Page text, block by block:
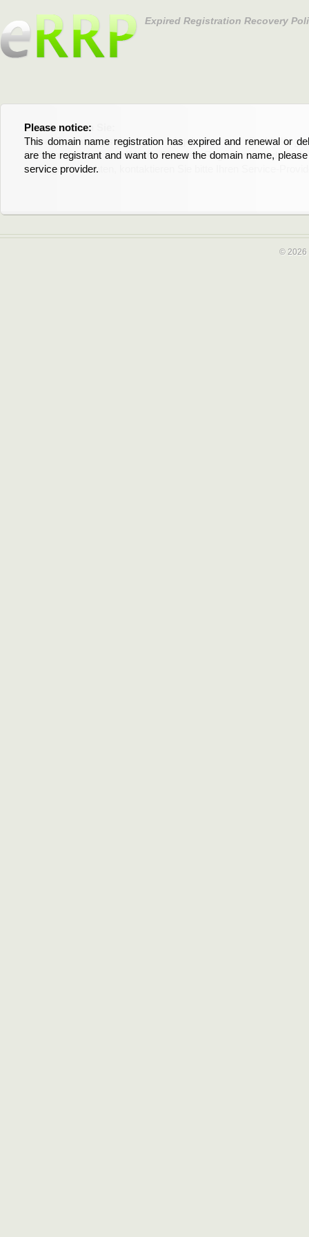
Expired Registration Recovery
Please notice:
This domain name registration has expired and renewal or
are the registrant and want to renew the domain name,
service provider.
Bitte beachten Sie:
Diese Domainregistrierung ist abgelaufen und die
Domain stehen an. Wenn Sie der Registrant sind und
verlängern möchten, kontaktieren Sie bitte Ihren Service-
© 2026